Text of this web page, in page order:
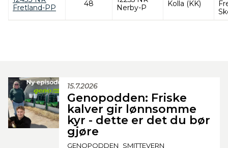
Fretland-PP
48
Nerby-P
Kolla (KK)
15.7.2026
Genopodden: Friske
kalver gir lønnsomme
kyr - dette er det du bør
gjøre
GENOPODDEN SMITTEVERN